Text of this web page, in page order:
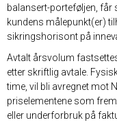
balansert-porteføljen,
kundens målepunkt(er)
sikringshorisont på
Avtalt årsvolum
etter skriftlig avtale.
time, vil bli avregnet mot
priselementene som
eller underforbruk på